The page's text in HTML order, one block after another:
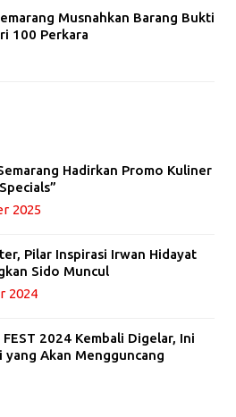
Musnahkan Barang Bukti
100 Perkara
Hadirkan Promo Kuliner
2025
Pilar Inspirasi Irwan Hidayat
Sido Muncul
2024
FEST 2024 Kembali Digelar, Ini
yang Akan Mengguncang